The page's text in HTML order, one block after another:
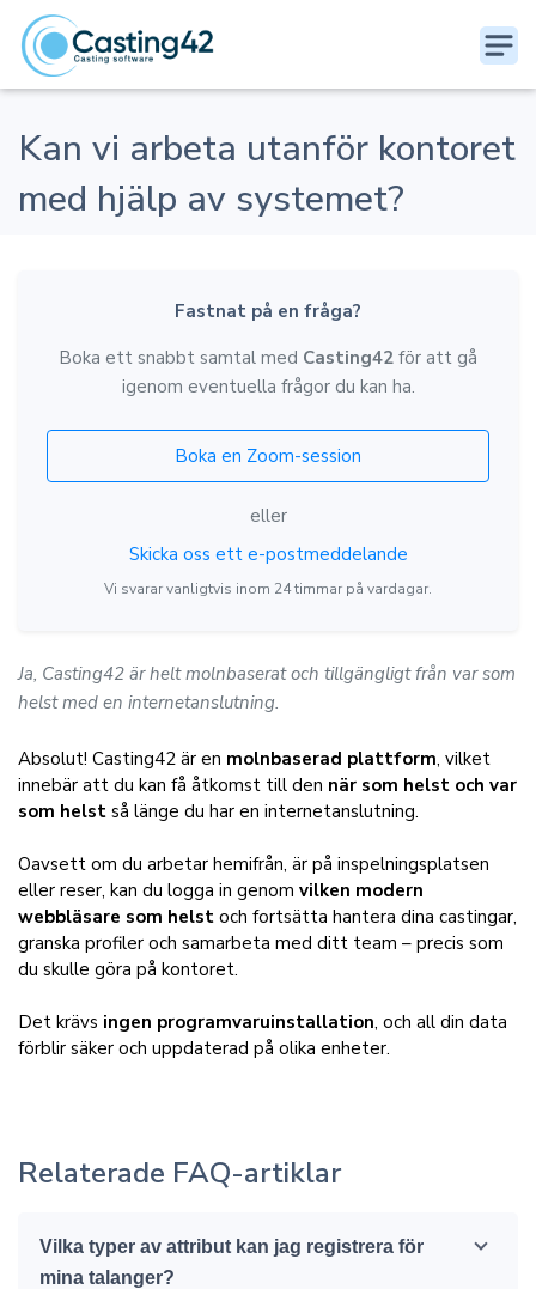
Kan vi arbeta utanför kontoret
med hjälp av systemet?
Fastnat på en fråga?
Boka ett snabbt samtal med Casting42 för att gå
igenom eventuella frågor du kan ha.
Boka en Zoom-session
eller
Skicka oss ett e-postmeddelande
Vi svarar vanligtvis inom 24 timmar på vardagar.
Ja, Casting42 är helt molnbaserat och tillgängligt från var som
helst med en internetanslutning.
Absolut! Casting42 är en molnbaserad plattform, vilket
innebär att du kan få åtkomst till den när som helst och var
som helst så länge du har en internetanslutning.
Oavsett om du arbetar hemifrån, är på inspelningsplatsen
eller reser, kan du logga in genom vilken modern
webbläsare som helst och fortsätta hantera dina castingar,
granska profiler och samarbeta med ditt team – precis som
du skulle göra på kontoret.
Det krävs ingen programvaruinstallation, och all din data
förblir säker och uppdaterad på olika enheter.
Relaterade FAQ-artiklar
Vilka typer av attribut kan jag registrera för
mina talanger?